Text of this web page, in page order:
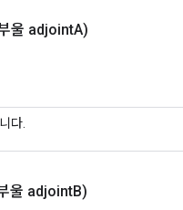
울 adjointA)
다.
울 adjointB)